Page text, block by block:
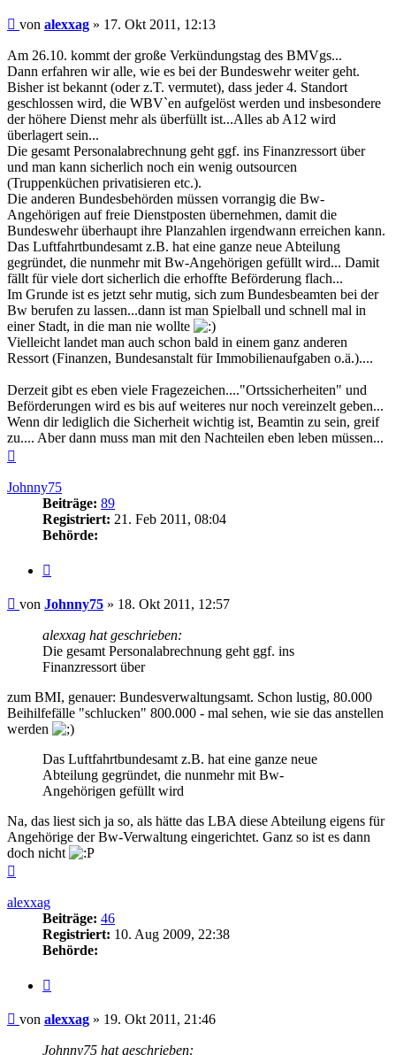
Beitrag
von alexxag » 17. Okt 2011, 12:13
Am 26.10. kommt der große Verkündungstag des BMVgs...
Dann erfahren wir alle, wie es bei der Bundeswehr weiter geht.
Bisher ist bekannt (oder z.T. vermutet), dass jeder 4. Standort
geschlossen wird, die WBV`en aufgelöst werden und insbesondere
der höhere Dienst mehr als überfüllt ist...Alles ab A12 wird
überlagert sein...
Die gesamt Personalabrechnung geht ggf. ins Finanzressort über
und man kann sicherlich noch ein wenig outsourcen
(Truppenküchen privatisieren etc.).
Die anderen Bundesbehörden müssen vorrangig die Bw-
Angehörigen auf freie Dienstposten übernehmen, damit die
Bundeswehr überhaupt ihre Planzahlen irgendwann erreichen kann.
Das Luftfahrtbundesamt z.B. hat eine ganze neue Abteilung
gegründet, die nunmehr mit Bw-Angehörigen gefüllt wird... Damit
fällt für viele dort sicherlich die erhoffte Beförderung flach...
Im Grunde ist es jetzt sehr mutig, sich zum Bundesbeamten bei der
Bw berufen zu lassen...dann ist man Spielball und schnell mal in
einer Stadt, in die man nie wollte
Vielleicht landet man auch schon bald in einem ganz anderen
Ressort (Finanzen, Bundesanstalt für Immobilienaufgaben o.ä.)....
Derzeit gibt es eben viele Fragezeichen...."Ortssicherheiten" und
Beförderungen wird es bis auf weiteres nur noch vereinzelt geben...
Wenn dir lediglich die Sicherheit wichtig ist, Beamtin zu sein, greif
zu.... Aber dann muss man mit den Nachteilen eben leben müssen...
Johnny75
Beiträge: 89
Registriert: 21. Feb 2011, 08:04
Behörde:
Beitrag
von Johnny75 » 18. Okt 2011, 12:57
alexxag hat geschrieben:
Die gesamt Personalabrechnung geht ggf. ins
Finanzressort über
zum BMI, genauer: Bundesverwaltungsamt. Schon lustig, 80.000
Beihilfefälle "schlucken" 800.000 - mal sehen, wie sie das anstellen
werden
Das Luftfahrtbundesamt z.B. hat eine ganze neue
Abteilung gegründet, die nunmehr mit Bw-
Angehörigen gefüllt wird
Na, das liest sich ja so, als hätte das LBA diese Abteilung eigens für
Angehörige der Bw-Verwaltung eingerichtet. Ganz so ist es dann
doch nicht
alexxag
Beiträge: 46
Registriert: 10. Aug 2009, 22:38
Behörde:
Beitrag
von alexxag » 19. Okt 2011, 21:46
Johnny75 hat geschrieben: